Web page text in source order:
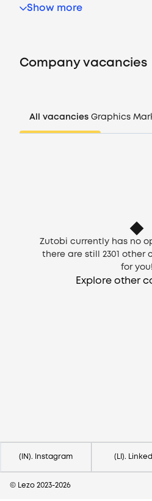
EN
Show more
Company vacancies
All vacancies Graphics
Zutobi currently has no
there are still
2301
other
for you!
Explore other
(IN). Instagram (LI).
© Lezo 2023-2026